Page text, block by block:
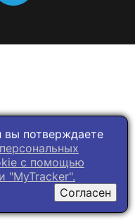
вы потверждаете
c помощью
"MyTracker".
Согласен